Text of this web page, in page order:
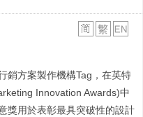
銷方案製作機構Tag，在英特
Innovation Awards)中
獎用於表彰最具突破性的設計